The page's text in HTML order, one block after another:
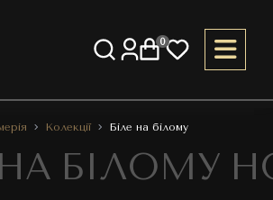
0
Колекції Біле на білому
НА БІЛОМУ